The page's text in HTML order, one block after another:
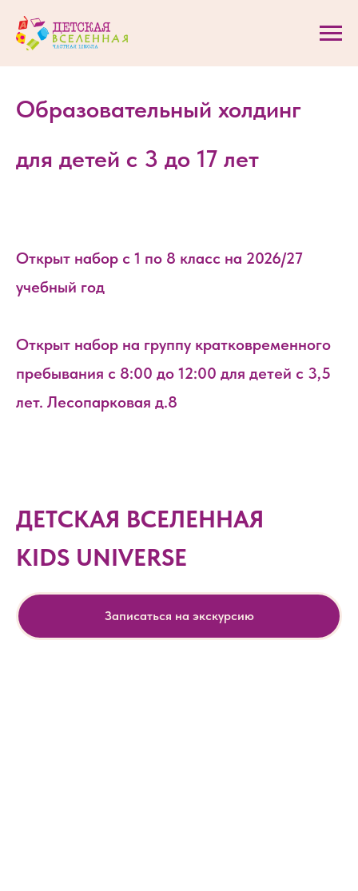
Образовательный холдинг
для детей с 3 до 17 лет
Открыт набор с 1 по 8 класс на 2026/27
учебный год
Открыт набор на группу кратковременного
пребывания с 8:00 до 12:00 для детей с 3,5
лет. Лесопарковая д.8
ДЕТСКАЯ ВСЕЛЕННАЯ
KIDS UNIVERSE
Записаться на экскурсию